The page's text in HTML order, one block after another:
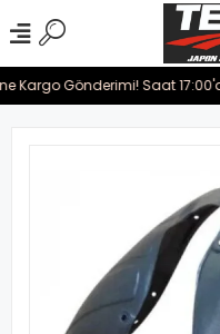
Kargo Gönderimi! Saat